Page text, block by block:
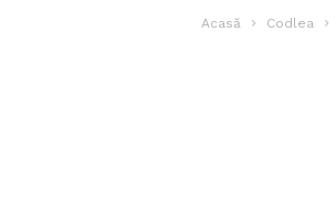
Acasă Codlea